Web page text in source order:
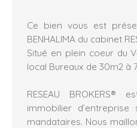
Ce bien vous est
BENHALIMA du cabinet
Situé en plein coeur du
local Bureaux de 30m2 à
RESEAU
immobilier
mandataires. Nous